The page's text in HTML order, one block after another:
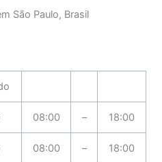
São Paulo, Brasil
08:00 – 18:00
08:00 – 18:00